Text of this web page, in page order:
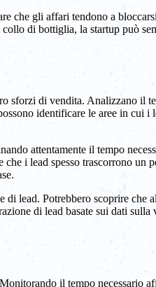
che gli affari tendono a
di bottiglia, la startup può
sforzi di vendita. Analizzano il
identificare le aree in cui
attentamente il tempo
i lead spesso trascorrono un
lead. Potrebbero scoprire che
di lead basate sui dati
il tempo necessario